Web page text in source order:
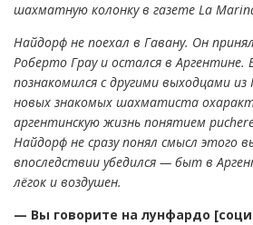
шахматную колонку в газете La
Найдорф не поехал в Гавану. Он
Роберто Грау и остался в Аргентине.
познакомился с другими выходцами
новых знакомых шахматиста
аргентинскую жизнь понятием
Найдорф не сразу понял смысл этого
впоследствии убедился — быт в
лёгок и воздушен.
— Вы говорите на лунфардо